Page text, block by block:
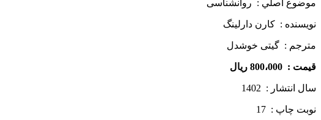
موضوع اصلي : روانشناسی
نويسنده : کارن دارلینگ
مترجم : گیتی خوشدل
قيمت : 800،000 ریال
سال انتشار : 1402
نوبت چاپ : 17